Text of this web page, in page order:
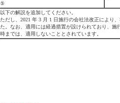
⑤
以下の解説を追加してください。
ただし、2021 年 3 月 1 日施行の会社法改正により
た。なお、適用には経過措置が設けられており、
時までは、適用しないこととされています。